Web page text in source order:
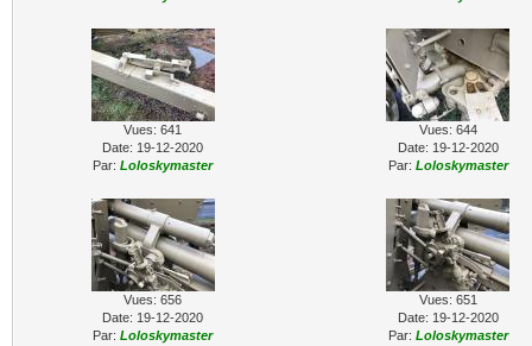
Vues: 641
Date: 19-12-2020
Par: Loloskymaster
Vues: 644
Date: 19-12-2020
Par: Loloskymaster
Vues: 656
Date: 19-12-2020
Par: Loloskymaster
Vues: 651
Date: 19-12-2020
Par: Loloskymaster